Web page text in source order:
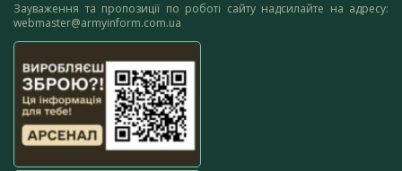
Зауваження та пропозиції по роботі сайту надсилайте на адресу:
webmaster@armyinform.com.ua